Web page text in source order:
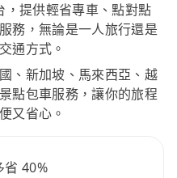
提供輕省專車、點對點
務，無論是一人旅行還是
通方式。
、新加坡、馬來西亞、越
點包車服務，讓你的旅程
又省心。
省 40%